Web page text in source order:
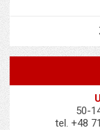
50-
tel. +48